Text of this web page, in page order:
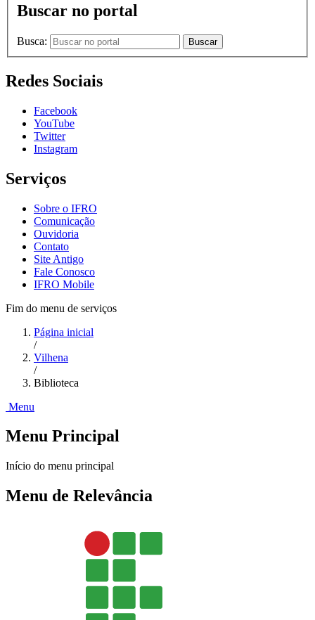
Buscar no portal
Busca: Buscar
Redes Sociais
Facebook
YouTube
Twitter
Instagram
Serviços
Sobre o IFRO
Comunicação
Ouvidoria
Contato
Site Antigo
Fale Conosco
IFRO Mobile
Fim do menu de serviços
Página inicial
/
Vilhena
/
Biblioteca
Menu
Menu Principal
Início do menu principal
Menu de Relevância